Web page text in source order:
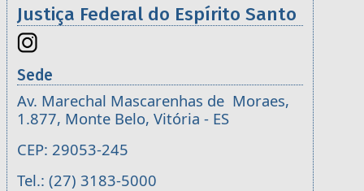
Justiça Federal do Espírito Santo
Sede
Av. Marechal Mascarenhas de Moraes,
1.877, Monte Belo, Vitória - ES
CEP: 29053-245
Tel.: (27) 3183-5000